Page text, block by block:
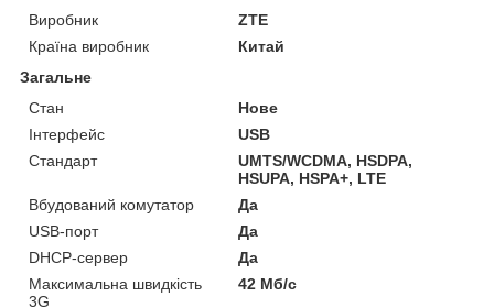
Виробник
ZTE
Країна виробник
Китай
Загальне
Стан
Нове
Інтерфейс
USB
Стандарт
UMTS/WCDMA, HSDPA,
HSUPA, HSPA+, LTE
Вбудований комутатор
Да
USB-порт
Да
DHCP-сервер
Да
Максимальна швидкість
3G
42 Мб/с